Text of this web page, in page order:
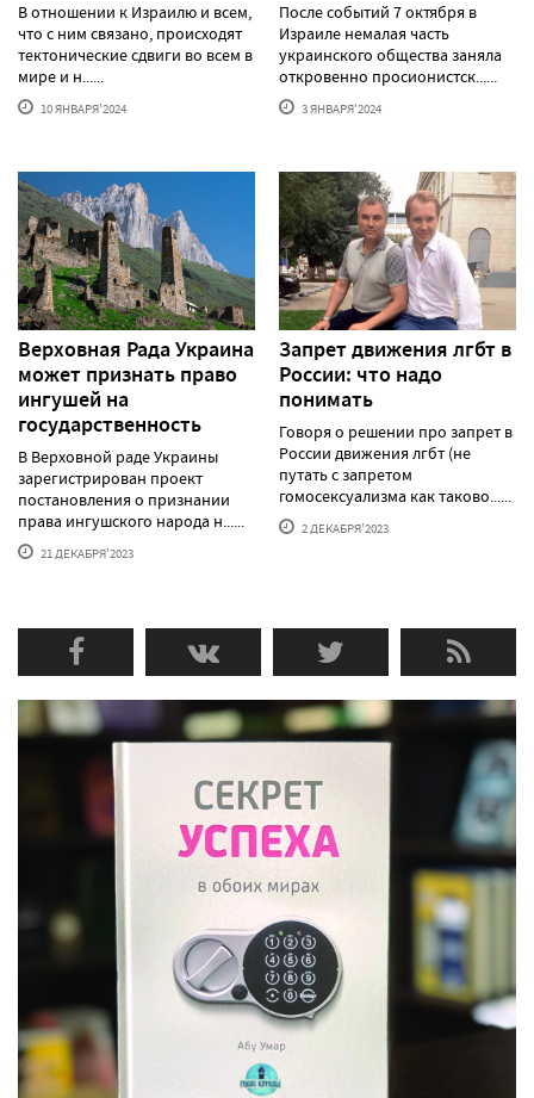
В отношении к Израилю и всем,
что с ним связано, происходят
тектонические сдвиги во всем в
мире и н......
10 ЯНВАРЯ'2024
После событий 7 октября в
Израиле немалая часть
украинского общества заняла
откровенно просионистск......
3 ЯНВАРЯ'2024
Верховная Рада Украина
может признать право
ингушей на
государственность
В Верховной раде Украины
зарегистрирован проект
постановления о признании
права ингушского народа н......
21 ДЕКАБРЯ'2023
Запрет движения лгбт в
России: что надо
понимать
Говоря о решении про запрет в
России движения лгбт (не
путать с запретом
гомосексуализма как таково......
2 ДЕКАБРЯ'2023